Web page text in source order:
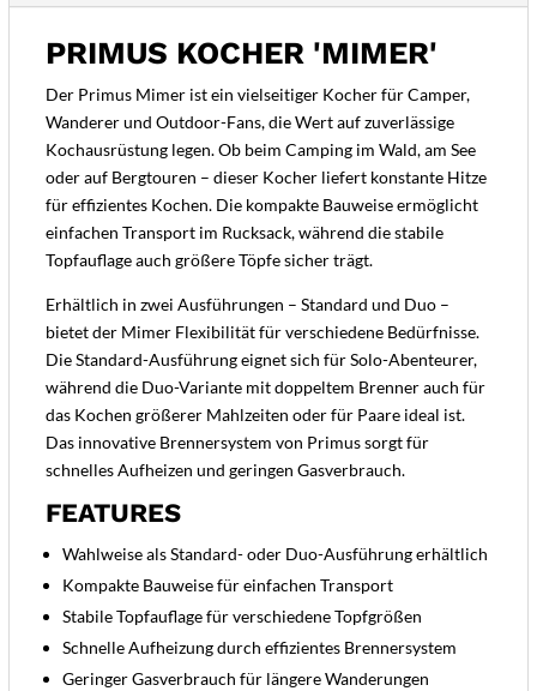
PRIMUS KOCHER 'MIMER'
Der Primus Mimer ist ein vielseitiger Kocher für Camper,
Wanderer und Outdoor-Fans, die Wert auf zuverlässige
Kochausrüstung legen. Ob beim Camping im Wald, am See
oder auf Bergtouren – dieser Kocher liefert konstante Hitze
für effizientes Kochen. Die kompakte Bauweise ermöglicht
einfachen Transport im Rucksack, während die stabile
Topfauflage auch größere Töpfe sicher trägt.
Erhältlich in zwei Ausführungen – Standard und Duo –
bietet der Mimer Flexibilität für verschiedene Bedürfnisse.
Die Standard-Ausführung eignet sich für Solo-Abenteurer,
während die Duo-Variante mit doppeltem Brenner auch für
das Kochen größerer Mahlzeiten oder für Paare ideal ist.
Das innovative Brennersystem von Primus sorgt für
schnelles Aufheizen und geringen Gasverbrauch.
FEATURES
Wahlweise als Standard- oder Duo-Ausführung erhältlich
Kompakte Bauweise für einfachen Transport
Stabile Topfauflage für verschiedene Topfgrößen
Schnelle Aufheizung durch effizientes Brennersystem
Geringer Gasverbrauch für längere Wanderungen